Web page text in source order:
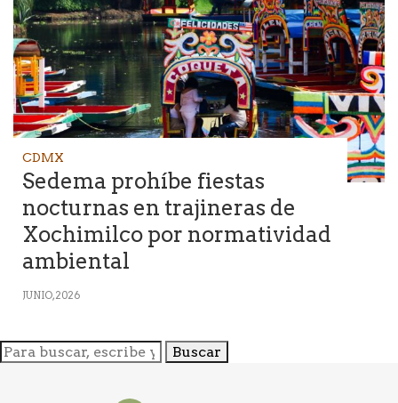
CDMX
Sedema prohíbe fiestas
nocturnas en trajineras de
Xochimilco por normatividad
ambiental
JUNIO, 2026
Buscar